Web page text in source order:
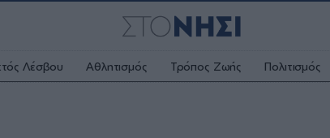
Λέσβου Αθλητισμός Τρόπος Ζωής Πολιτισμός